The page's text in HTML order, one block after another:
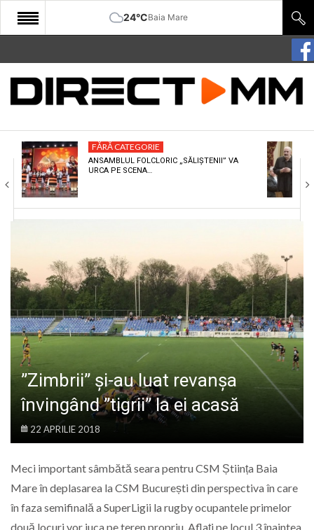
24°CBaia Mare
START
COMUNITATE
CULTURA
ECONOMIE
SANATATE
SPECIAL
POLITIC
LIFE
FĂRĂ CATEGORIE
ANSAMBLUL FOLCLORIC „SĂLIȘTENII” VA
URCA PE SCENA…
”Zimbrii” și-au luat revanșa
învingând ”tigrii” la ei acasă
22 APRILIE 2018
Meci important sâmbătă seara pentru CSM Știința Baia
Mare în deplasarea la CSM București din perspectiva în care
în faza semifinală a SuperLigii la rugby ocupantele primelor
două locuri vor juca pe teren propriu. Aflați pe locul 3 înaintea